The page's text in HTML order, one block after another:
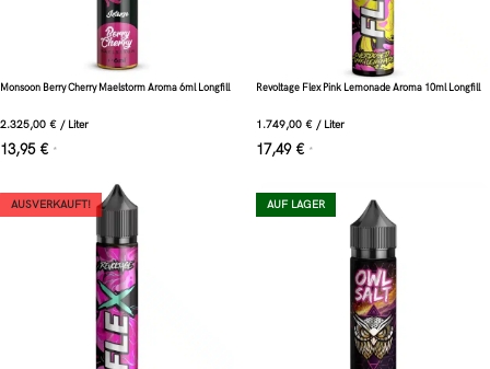
Monsoon Berry Cherry Maelstorm Aroma 6ml Longfill
2.325,00 € / Liter
13,95 € *
Revoltage Flex Pink Lemonade Aroma 10ml Longfill
1.749,00 € / Liter
17,49 € *
AUSVERKAUFT! AUF LAGER